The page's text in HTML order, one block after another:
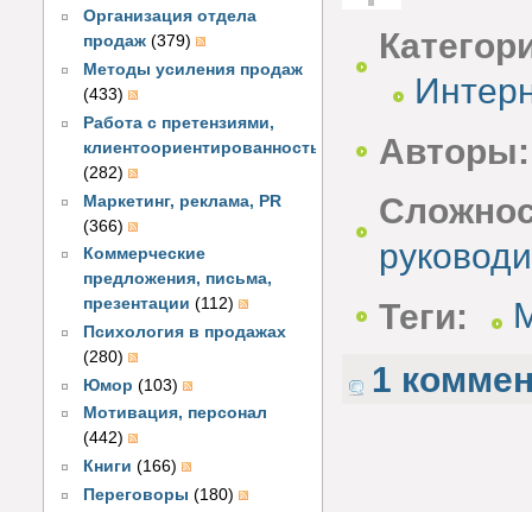
Организация отдела
продаж (379)
Методы усиления продаж
(433)
Работа с претензиями,
клиентоориентированность
(282)
Маркетинг, реклама, PR
(366)
Коммерческие
предложения, письма,
презентации (112)
Психология в продажах
(280)
Юмор (103)
Мотивация, персонал
(442)
Книги (166)
Переговоры (180)
Авторы:
Теги:
1